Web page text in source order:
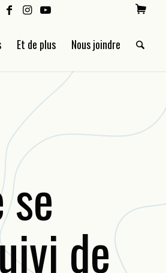
Et de plus Nous joindre
de